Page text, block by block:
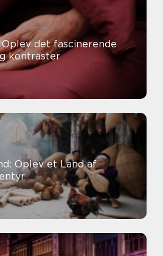
det fascinerende
kontraster
Oplev et Land af